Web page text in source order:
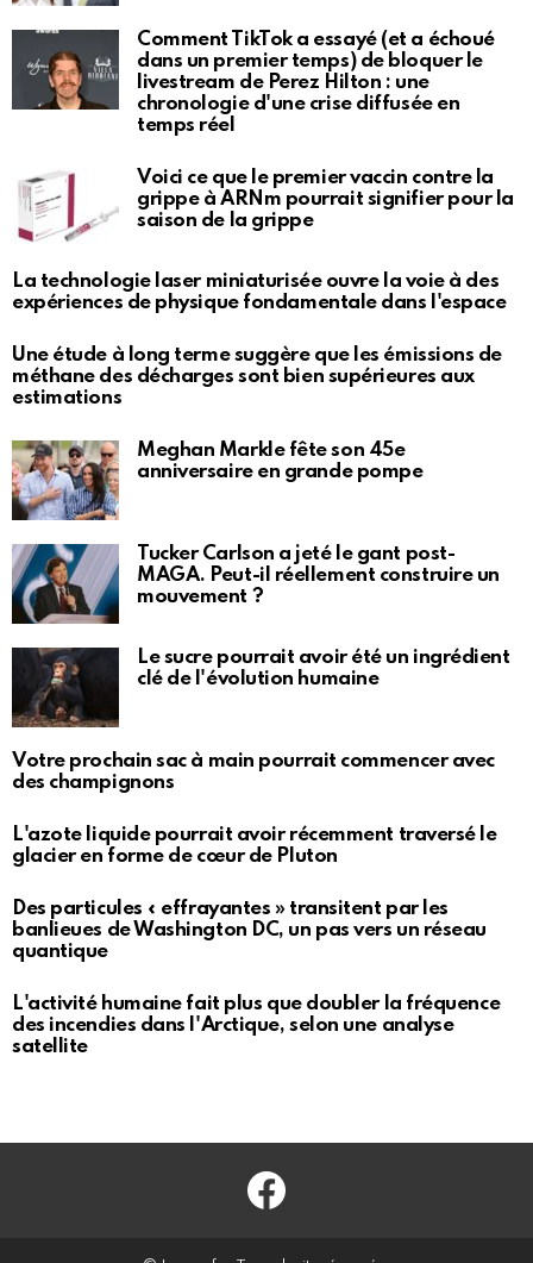
Comment TikTok a essayé (et a échoué
dans un premier temps) de bloquer le
livestream de Perez Hilton : une
chronologie d'une crise diffusée en
temps réel
Voici ce que le premier vaccin contre la
grippe à ARNm pourrait signifier pour la
saison de la grippe
La technologie laser miniaturisée ouvre la voie à des
expériences de physique fondamentale dans l'espace
Une étude à long terme suggère que les émissions de
méthane des décharges sont bien supérieures aux
estimations
Meghan Markle fête son 45e
anniversaire en grande pompe
Tucker Carlson a jeté le gant post-
MAGA. Peut-il réellement construire un
mouvement ?
Le sucre pourrait avoir été un ingrédient
clé de l'évolution humaine
Votre prochain sac à main pourrait commencer avec
des champignons
L'azote liquide pourrait avoir récemment traversé le
glacier en forme de cœur de Pluton
Des particules « effrayantes » transitent par les
banlieues de Washington DC, un pas vers un réseau
quantique
L'activité humaine fait plus que doubler la fréquence
des incendies dans l'Arctique, selon une analyse
satellite
Facebook